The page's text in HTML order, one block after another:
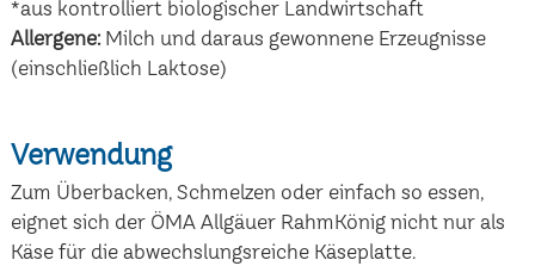
*aus kontrolliert biologischer Landwirtschaft
Allergene:Milch und daraus gewonnene Erzeugnisse
(einschließlich Laktose)
Verwendung
Zum Überbacken, Schmelzen oder einfach so essen,
eignet sich der ÖMA Allgäuer RahmKönig nicht nur als
Käse für die abwechslungsreiche Käseplatte.